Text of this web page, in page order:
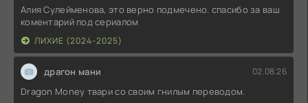
Алия Сулейменова, это верно подмечено. спасибо за ваш
коментарий под сериалом
ЛИХИЕ (2024-2025)
драгон мани 02.08.26
Dragon Money твари со своим гнилым переводом.